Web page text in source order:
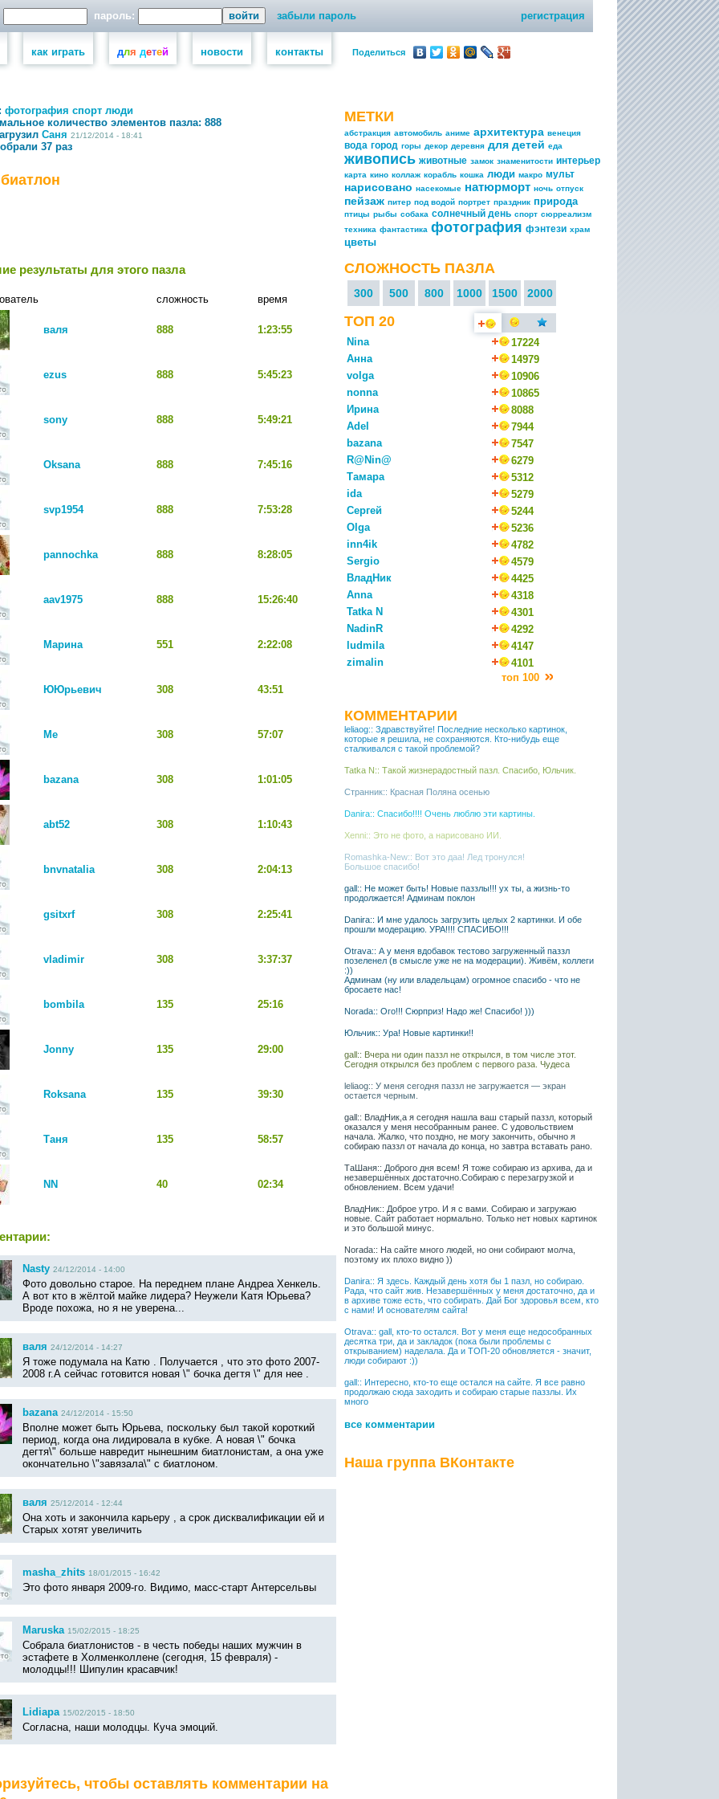
пароль: забыли пароль регистрация
как играть для детей новости контакты Поделиться
фотография спорт люди
количество элементов пазла: 888
Саня 21/12/2014 - 18:41
37 раз
результаты для этого пазла
сложность время
валя 888 1:23:55
ezus 888 5:45:23
sony 888 5:49:21
Oksana 888 7:45:16
svp1954 888 7:53:28
pannochka 888 8:28:05
aav1975 888 15:26:40
Марина 551 2:22:08
ЮЮрьевич 308 43:51
Me 308 57:07
bazana 308 1:01:05
abt52 308 1:10:43
bnvnatalia 308 2:04:13
gsitxrf 308 2:25:41
vladimir 308 3:37:37
bombila 135 25:16
Jonny 135 29:00
Roksana 135 39:30
Таня 135 58:57
NN 40 02:34
Nasty 24/12/2014 - 14:00
Фото довольно старое. На переднем плане Андреа Хенкель.
А вот кто в жёлтой майке лидера? Неужели Катя Юрьева?
Вроде похожа, но я не уверена...
валя 24/12/2014 - 14:27
Я тоже подумала на Катю . Получается , что это фото 2007-
2008 г.А сейчас готовится новая \" бочка дегтя \" для нее .
bazana 24/12/2014 - 15:50
Вполне может быть Юрьева, поскольку был такой короткий
период, когда она лидировала в кубке. А новая \" бочка
дегтя\" больше навредит нынешним биатлонистам, а она уже
окончательно \"завязала\" с биатлоном.
валя 25/12/2014 - 12:44
Она хоть и закончила карьеру , а срок дисквалификации ей и
Старых хотят увеличить
masha_zhits 18/01/2015 - 16:42
Это фото января 2009-го. Видимо, масс-старт Антерсельвы
Maruska 15/02/2015 - 18:25
Собрала биатлонистов - в честь победы наших мужчин в
эстафете в Холменколлене (сегодня, 15 февраля) -
молодцы!!! Шипулин красавчик!
Lidiapa 15/02/2015 - 18:50
Согласна, наши молодцы. Куча эмоций.
чтобы оставлять комментарии на
МЕТКИ
абстракция автомобиль аниме архитектура венеция
вода город горы декор деревня для детей еда
живопись животные замок знаменитости интерьер
карта кино коллаж корабль кошка люди макро мульт
нарисовано насекомые натюрморт ночь отпуск
пейзаж питер под водой портрет праздник природа
птицы рыбы собака солнечный день спорт сюрреализм
техника фантастика фотография фэнтези храм
цветы
СЛОЖНОСТЬ ПАЗЛА
300 500 800 1000 1500 2000
ТОП 20
Nina
17224
Анна
14979
volga
10906
nonna
10865
Ирина
8088
Adel
7944
bazana
7547
R@Nin@
6279
Тамара
5312
ida
5279
Сергей
5244
Olga
5236
inn4ik
4782
Sergio
4579
ВладНик
4425
Anna
4318
Tatka N
4301
NadinR
4292
ludmila
4147
zimalin
4101
топ 100
КОММЕНТАРИИ
leliaog:: Здравствуйте! Последние несколько картинок,
которые я решила, не сохраняются. Кто-нибудь еще
сталкивался с такой проблемой?
Tatka N:: Такой жизнерадостный пазл. Спасибо, Юльчик.
Странник:: Красная Поляна осенью
Danira:: Спасибо!!!! Очень люблю эти картины.
Xenni:: Это не фото, а нарисовано ИИ.
Romashka-New:: Вот это даа! Лед тронулся!
Большое спасибо!
gall:: Не может быть! Новые паззлы!!! ух ты, а жизнь-то
продолжается! Админам поклон
Danira:: И мне удалось загрузить целых 2 картинки. И обе
прошли модерацию. УРА!!!! СПАСИБО!!!
Otrava:: А у меня вдобавок тестово загруженный паззл
позеленел (в смысле уже не на модерации). Живём, коллеги
:))
Админам (ну или владельцам) огромное спасибо - что не
бросаете нас!
Norada:: Ого!!! Сюрприз! Надо же! Спасибо! )))
Юльчик:: Ура! Новые картинки!!
gall:: Вчера ни один паззл не открылся, в том числе этот.
Сегодня открылся без проблем с первого раза. Чудеса
leliaog:: У меня сегодня паззл не загружается — экран
остается черным.
gall:: ВладНик,а я сегодня нашла ваш старый паззл, который
оказался у меня несобранным ранее. С удовольствием
начала. Жалко, что поздно, не могу закончить, обычно я
собираю паззл от начала до конца, но завтра вставать рано.
ТаШаня:: Доброго дня всем! Я тоже собираю из архива, да и
незавершённых достаточно.Собираю с перезагрузкой и
обновлением. Всем удачи!
ВладНик:: Доброе утро. И я с вами. Собираю и загружаю
новые. Сайт работает нормально. Только нет новых картинок
и это большой минус.
Norada:: На сайте много людей, но они собирают молча,
поэтому их плохо видно ))
Danira:: Я здесь. Каждый день хотя бы 1 пазл, но собираю.
Рада, что сайт жив. Незавершённых у меня достаточно, да и
в архиве тоже есть, что собирать. Дай Бог здоровья всем, кто
с нами! И основателям сайта!
Otrava:: gall, кто-то остался. Вот у меня еще недособранных
десятка три, да и закладок (пока были проблемы с
открыванием) наделала. Да и ТОП-20 обновляется - значит,
люди собирают :))
gall:: Интересно, кто-то еще остался на сайте. Я все равно
продолжаю сюда заходить и собираю старые паззлы. Их
много
все комментарии
Наша группа ВКонтакте